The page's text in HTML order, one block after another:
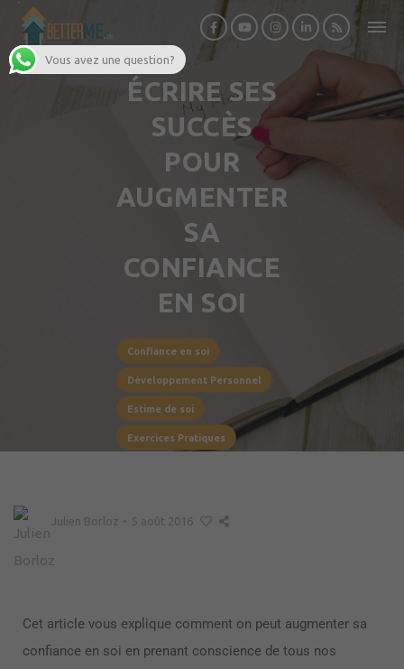
ÉCRIRE SES
SUCCÈS
POUR
AUGMENTER
SA
CONFIANCE
EN SOI
Confiance en soi
Développement Personnel
Estime de soi
Exercices Pratiques
Julien Borloz • 5 août 2016
Cet article vous explique comment on peut augmenter sa
confiance en soi en prenant conscience de tous nos
Vous avez une question?